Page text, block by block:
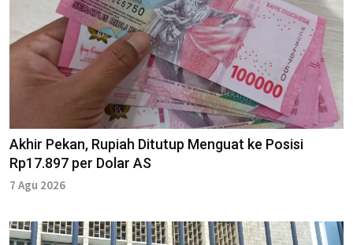
Akhir Pekan, Rupiah Ditutup Menguat ke Posisi
Rp17.897 per Dolar AS
7 Agu 2026